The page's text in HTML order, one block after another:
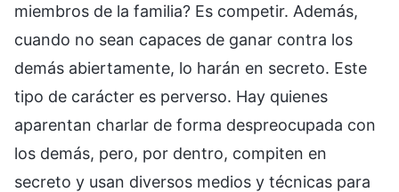
miembros de la familia? Es competir. Además,
cuando no sean capaces de ganar contra los
demás abiertamente, lo harán en secreto. Este
tipo de carácter es perverso. Hay quienes
aparentan charlar de forma despreocupada con
los demás, pero, por dentro, compiten en
secreto y usan diversos medios y técnicas para